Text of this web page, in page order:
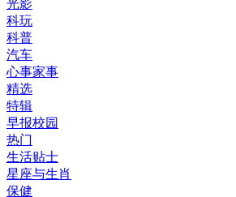
光影
科玩
科普
汽车
心事家事
精选
特辑
早报校园
热门
生活贴士
星座与生肖
保健